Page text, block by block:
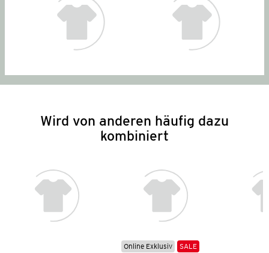
Wird von anderen häufig dazu
kombiniert
Online Exklusiv
SALE